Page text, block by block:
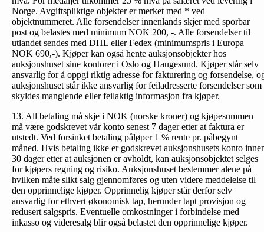
Norge. Avgiftspliktige objekter er merket med * ved
objektnummeret. Alle forsendelser innenlands skjer med sporbar
post og belastes med minimum NOK 200, -. Alle forsendelser til
utlandet sendes med DHL eller Fedex (minimumspris i Europa
NOK 690,-). Kjøper kan også hente auksjonsobjekter hos
auksjonshuset sine kontorer i Oslo og Haugesund. Kjøper står selv
ansvarlig for å oppgi riktig adresse for fakturering og forsendelse,
auksjonshuset står ikke ansvarlig for feiladresserte forsendelser som
skyldes manglende eller feilaktig informasjon fra kjøper.
13. All betaling må skje i NOK (norske kroner) og kjøpesummen
må være godskrevet vår konto senest 7 dager etter at faktura er
utstedt. Ved forsinket betaling påløper 1 % rente pr. påbegynt
måned. Hvis betaling ikke er godskrevet auksjonshusets konto
30 dager etter at auksjonen er avholdt, kan auksjonsobjektet selges
for kjøpers regning og risiko. Auksjonshuset bestemmer alene på
hvilken måte slikt salg gjennomføres og uten videre meddelelse til
den opprinnelige kjøper. Opprinnelig kjøper står derfor selv
ansvarlig for ethvert økonomisk tap, herunder tapt provisjon og
redusert salgspris. Eventuelle omkostninger i forbindelse med
inkasso og videresalg blir også belastet den opprinnelige kjøper.